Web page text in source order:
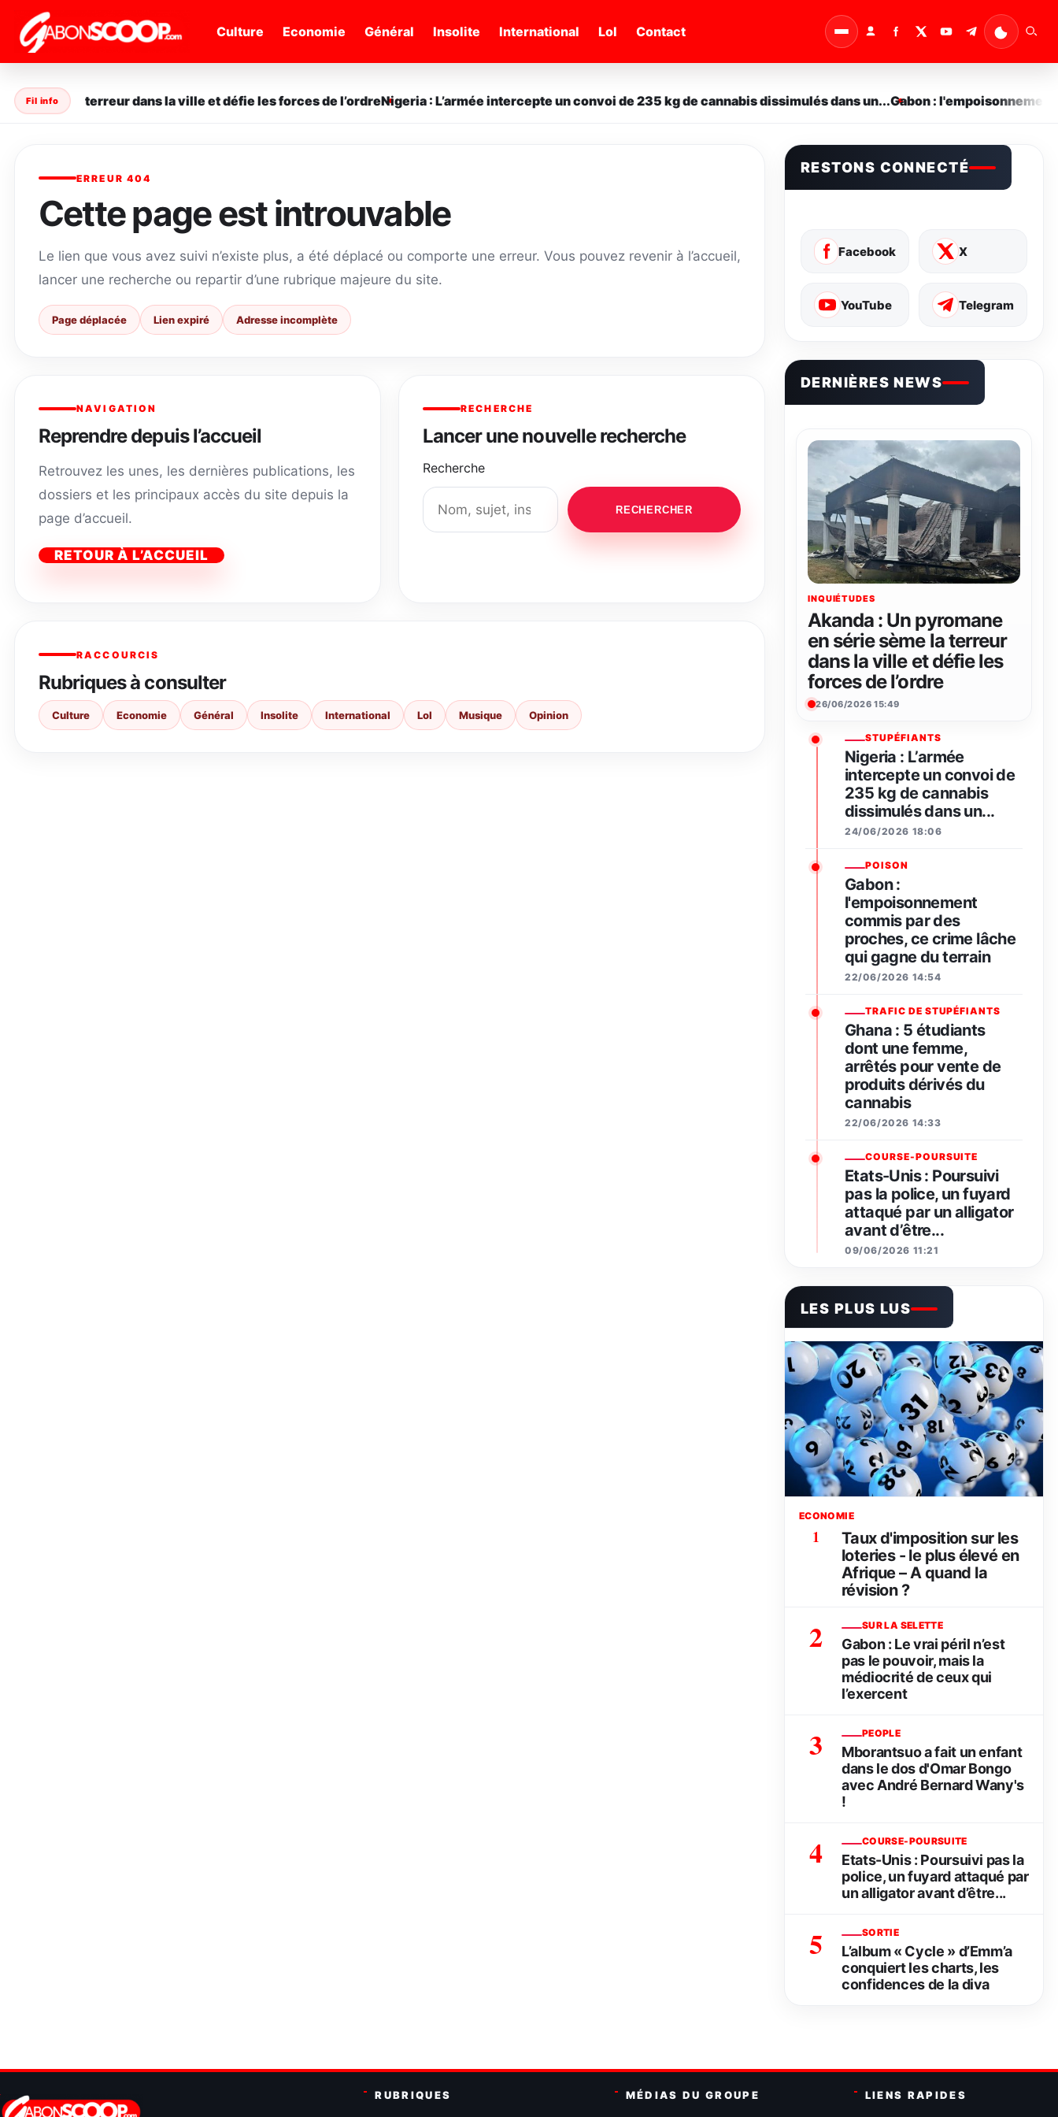
Culture
Economie Général Insolite International Lol Contact
Fil info
sème la terreur dans la ville et défie les forces de l’ordreNigeria : L’armée intercepte un convoi de 235 kg de cannabis dissimulés dans un...Gabon : l'empoisonnement
ERREUR 404
Cette page est introuvable
Le lien que vous avez suivi n’existe plus, a été déplacé ou comporte une erreur. Vous pouvez revenir à l’accueil,
lancer une recherche ou repartir d’une rubrique majeure du site.
Page déplacée Lien expiré Adresse incomplète
NAVIGATION
Reprendre depuis l’accueil
Retrouvez les unes, les dernières publications, les
dossiers et les principaux accès du site depuis la
page d’accueil.
RETOUR À L’ACCUEIL
RECHERCHE
Lancer une nouvelle recherche
Recherche
RECHERCHER
RACCOURCIS
Rubriques à consulter
Culture Economie Général Insolite International Lol Musique Opinion
RESTONS CONNECTÉ
Facebook X
YouTube Telegram
DERNIÈRES NEWS
INQUIÉTUDES
Akanda : Un pyromane
en série sème la terreur
dans la ville et défie les
forces de l’ordre
26/06/2026 15:49
STUPÉFIANTS
Nigeria : L’armée
intercepte un convoi de
235 kg de cannabis
dissimulés dans un...
24/06/2026 18:06
POISON
Gabon :
l'empoisonnement
commis par des
proches, ce crime lâche
qui gagne du terrain
22/06/2026 14:54
TRAFIC DE STUPÉFIANTS
Ghana : 5 étudiants
dont une femme,
arrêtés pour vente de
produits dérivés du
cannabis
22/06/2026 14:33
COURSE-POURSUITE
Etats-Unis : Poursuivi
pas la police, un fuyard
attaqué par un alligator
avant d’être...
09/06/2026 11:21
LES PLUS LUS
ECONOMIE
1
Taux d'imposition sur les
loteries - le plus élevé en
Afrique – A quand la
révision ?
2 SUR LA SELETTE
Gabon : Le vrai péril n’est
pas le pouvoir, mais la
médiocrité de ceux qui
l’exercent
3 PEOPLE
Mborantsuo a fait un enfant
dans le dos d'Omar Bongo
avec André Bernard Wany's
!
4 COURSE-POURSUITE
Etats-Unis : Poursuivi pas la
police, un fuyard attaqué par
un alligator avant d’être...
5 SORTIE
L’album « Cycle » d’Emm’a
conquiert les charts, les
confidences de la diva
RUBRIQUES MÉDIAS DU GROUPE LIENS RAPIDES